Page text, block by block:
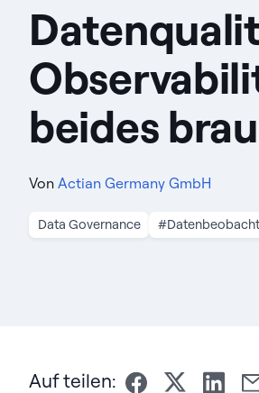
beides
Von Actian Germany GmbH
Data Governance
Auf teilen: